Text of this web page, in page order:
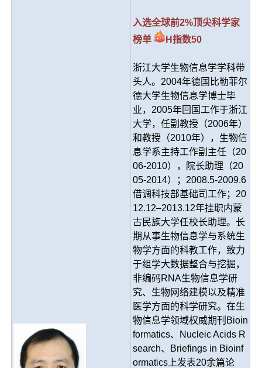
入选全球前2%顶尖科学家
榜单
H指数50
浙江大学生物信息学学科带
头人。2004年德国比勒菲尔
德大学生物信息学博士毕
业，2005年回国工作于浙江
大学，任副教授（2006年）
和教授（2010年），生物信
息学系主持工作副主任（20
06-2010），院长助理（20
05-2014）；2008.5-2009.6
借调科技部基础司工作；20
12.12–2013.12年挂职内蒙
古民族大学任校长助理。长
期从事生物信息学与系统生
物学方面的科教工作，致力
于组学大数据整合与挖掘，
非编码RNA生物信息学研
究、生物网络建模以及精准
医学方面的科学研究。在生
物信息学领域权威期刊Bioin
formatics、Nucleic Acids R
search、Briefings in Bioinf
ormatics上发表20余篇论